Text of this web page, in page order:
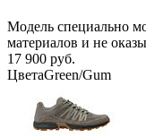
Модель специально
материалов и не
17 900 руб.
ЦветаGreen/Gum